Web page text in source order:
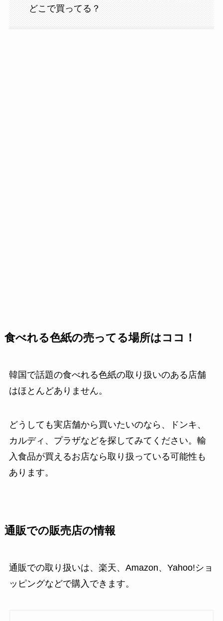
どこで買ってる？
食べれる色紙の売ってる場所はココ！
韓国で話題の食べれる色紙の取り扱いのある店舗
はほとんどありません。
どうしても実店舗から買いたいのなら、ドンキ、
カルディ、プラザなどを探してみてください。輸
入食品が買えるお店なら取り扱っている可能性も
あります。
通販での販売店の情報
通販での取り扱いは、楽天、Amazon、Yahoo!ショ
ッピングなどで購入できます。